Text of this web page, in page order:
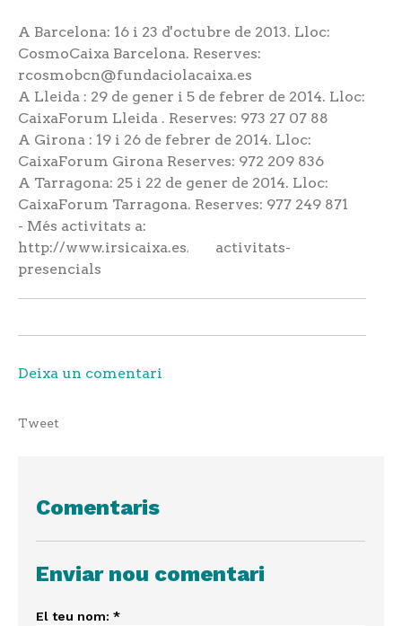
A Barcelona: 16 i 23 d'octubre de 2013. Lloc:
CosmoCaixa Barcelona. Reserves:
rcosmobcn@fundaciolacaixa.es
A Lleida : 29 de gener i 5 de febrer de 2014. Lloc:
CaixaForum Lleida . Reserves: 973 27 07 88
A Girona : 19 i 26 de febrer de 2014. Lloc:
CaixaForum Girona Reserves: 972 209 836
A Tarragona: 25 i 22 de gener de 2014. Lloc:
CaixaForum Tarragona. Reserves: 977 249 871
- Més activitats a:
http://www.irsicaixa.es/ca/activitats-
presencials
Deixa un comentari
Tweet
Comentaris
Enviar nou comentari
El teu nom: *